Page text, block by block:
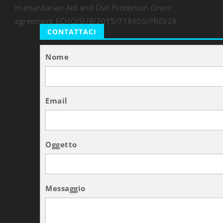
Humanitarian Aid and Civil Protection Grant
agreement ECHO/SUB/2015/718655/PREV28
CONTATTACI
Nome
Email
Oggetto
Messaggio